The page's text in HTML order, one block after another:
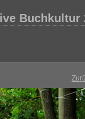
Buchkultur